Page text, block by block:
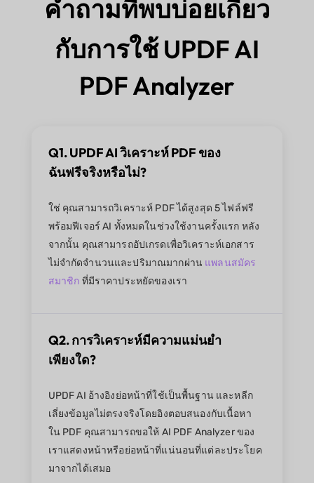
คำถามที่พบบ่อยเกี่ยว
กับการใช้ UPDF AI
PDF Analyzer
Q1. UPDF AI วิเคราะห์ PDF ของ
ฉันฟรีจริงหรือไม่?
ใช่ คุณสามารถวิเคราะห์ PDF ได้สูงสุด 5 ไฟล์ฟรี
พร้อมฟีเจอร์ AI ทั้งหมดในช่วงใช้งานครั้งแรก หลัง
จากนั้น คุณสามารถอัปเกรดเพื่อวิเคราะห์เอกสาร
ไม่จำกัดจำนวนและปริมาณมากผ่าน แพลนสมัคร
สมาชิก ที่มีราคาประหยัดของเรา
Q2. การวิเคราะห์มีความแม่นยำ
เพียงใด?
UPDF AI อ้างอิงย่อหน้าที่ใช้เป็นพื้นฐาน และหลีก
เลี่ยงข้อมูลไม่ตรงจริงโดยอิงตอบสนองกับเนื้อหา
ใน PDF คุณสามารถขอให้ AI PDF Analyzer ของ
เราแสดงหน้าหรือย่อหน้าที่แน่นอนที่แต่ละประโยค
มาจากได้เสมอ